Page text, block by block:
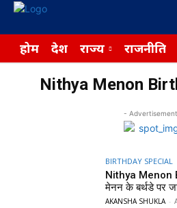
होम देश राज्य राजनीति
Nithya Menon
-
BIRTHDAY SPECIAL
Nithya Menon
मेनन के बर्थडे पर
AKANSHA SHUKLA -